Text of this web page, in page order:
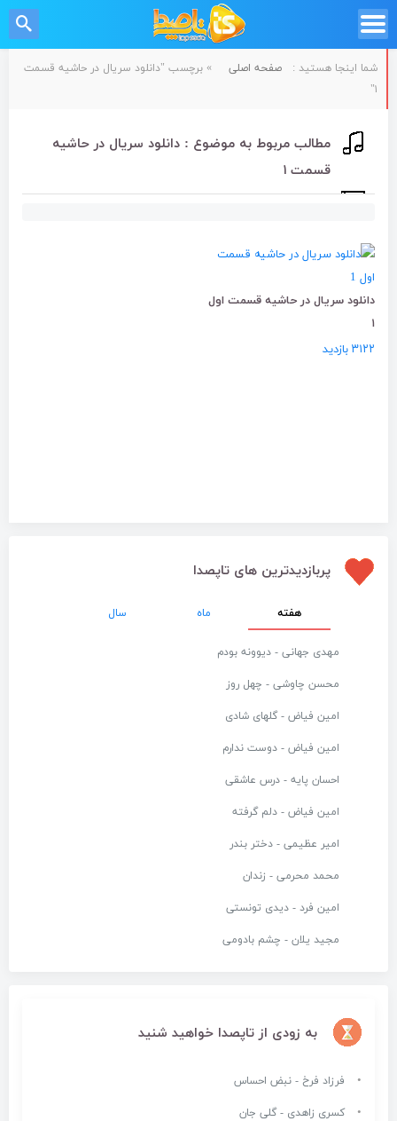
شما اینجا هستید : صفحه اصلی » برچسب "دانلود سریال در حاشیه قسمت
۱"
مطالب مربوط به موضوع : دانلود سریال در حاشیه
قسمت ۱
دانلود سریال در حاشیه قسمت اول
۱
۳۱۲۲ بازدید
پربازدیدترین های تاپصدا
هفته ماه سال
مهدی جهانی - دیوونه بودم
محسن چاوشی - چهل روز
امین فیاض - گلهای شادی
امین فیاض - دوست ندارم
احسان پایه - درس عاشقی
امین فیاض - دلم گرفته
امیر عظیمی - دختر بندر
محمد محرمی - زندان
امین فرد - دیدی تونستی
مجید یلان - چشم بادومی
به زودی از تاپصدا خواهید شنید
فرزاد فرخ - نبض احساس
کسری زاهدی - گلی جان